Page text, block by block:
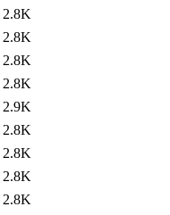
2.8K
2.8K
2.8K
2.8K
2.9K
2.8K
2.8K
2.8K
2.8K